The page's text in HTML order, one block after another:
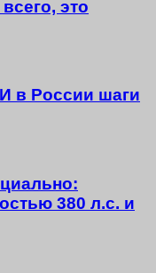
это
в России шаги
380 л.с. и